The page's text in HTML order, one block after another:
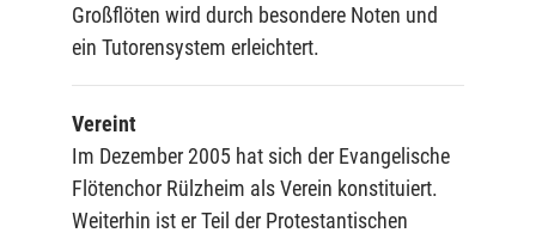
Großflöten wird durch besondere Noten und
ein Tutorensystem erleichtert.
Vereint
Im Dezember 2005 hat sich der Evangelische
Flötenchor Rülzheim als Verein konstituiert.
Weiterhin ist er Teil der Protestantischen